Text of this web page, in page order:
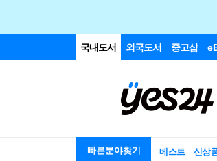
국내도서 외국도서 중고샵
빠른분야찾기 베스트 신상